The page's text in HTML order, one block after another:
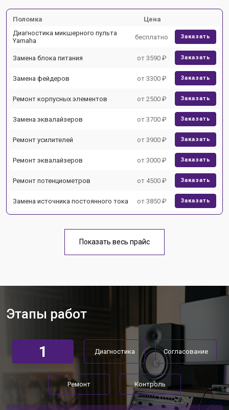
Поломка
Цена
Диагностика микшерного пульта
Yamaha
бесплатно Заказать
Замена блока питания от 3590 ₽ Заказать
Замена фейдеров от 3300 ₽ Заказать
Ремонт корпусных элементов от 2500 ₽ Заказать
Замена эквалайзеров от 3700 ₽ Заказать
Ремонт усилителей от 3900 ₽ Заказать
Ремонт эквалайзеров от 3000 ₽ Заказать
Ремонт потенциометров от 4500 ₽ Заказать
Замена источника постоянного тока от 3850 ₽ Заказать
Показать весь прайс
Этапы работ
1 Диагностика Согласование
Ремонт Контроль